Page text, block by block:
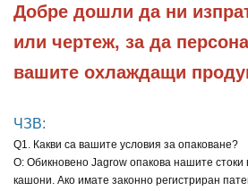
Добре дошли да ни
или чертеж, за да
вашите охлаждащи
ЧЗВ:
Q1. Какви са вашите условия за опаковане?
О: Обикновено Jagrow опакова нашите стоки
кашони. Ако имате законно регистриран